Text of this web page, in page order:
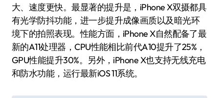
大、速度更快。最显著的提升是，iPhone X双摄都具
有光学防抖功能，进一步提升成像画质以及暗光环
境下的拍照表现。性能方面，iPhone X自然配备了最
新的A11处理器，CPU性能相比前代A10提升了25%，
GPU性能提升30%。另外，iPhone X也支持无线充电
和防水功能，运行最新iOS 11系统。